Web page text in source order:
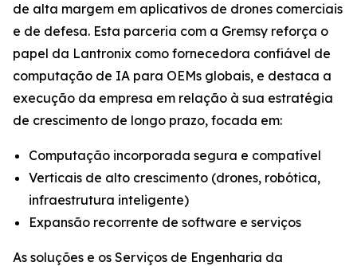
de alta margem em aplicativos de drones comerciais
e de defesa. Esta parceria com a Gremsy reforça o
papel da Lantronix como fornecedora confiável de
computação de IA para OEMs globais, e destaca a
execução da empresa em relação à sua estratégia
de crescimento de longo prazo, focada em:
Computação incorporada segura e compatível
Verticais de alto crescimento (drones, robótica,
infraestrutura inteligente)
Expansão recorrente de software e serviços
As soluções e os Serviços de Engenharia da